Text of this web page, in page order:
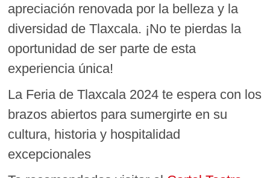
apreciación renovada por la belleza y la
diversidad de Tlaxcala. ¡No te pierdas la
oportunidad de ser parte de esta
experiencia única!
La Feria de Tlaxcala 2024 te espera con los
brazos abiertos para sumergirte en su
cultura, historia y hospitalidad
excepcionales